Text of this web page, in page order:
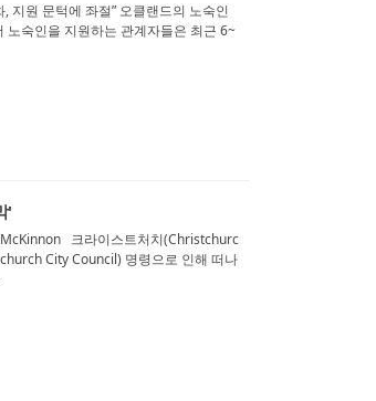
원 문턱에 좌절” 오클랜드의 노숙인
노숙인을 지원하는 관계자들은 최근 6~
'
크라이스트처치(Christchurc
City Council) 명령으로 인해 떠나